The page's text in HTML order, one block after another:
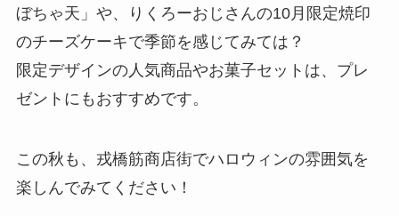
ぼちゃ天」や、りくろーおじさんの10月限定焼印
のチーズケーキで季節を感じてみては？
限定デザインの人気商品やお菓子セットは、プレ
ゼントにもおすすめです。
この秋も、戎橋筋商店街でハロウィンの雰囲気を
楽しんでみてください！